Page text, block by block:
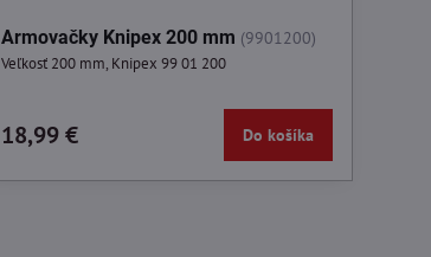
Armovačky Knipex 200 mm (9901200)
Veľkosť 200 mm, Knipex 99 01 200
18,99 € Do košíka